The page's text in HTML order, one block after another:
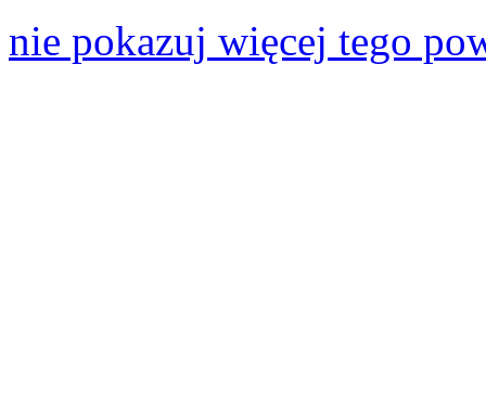
nie pokazuj więcej tego